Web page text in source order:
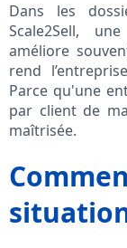
Dans les
Scale2Sell,
améliore
rend
Parce qu'une
par client de
maîtrisée.